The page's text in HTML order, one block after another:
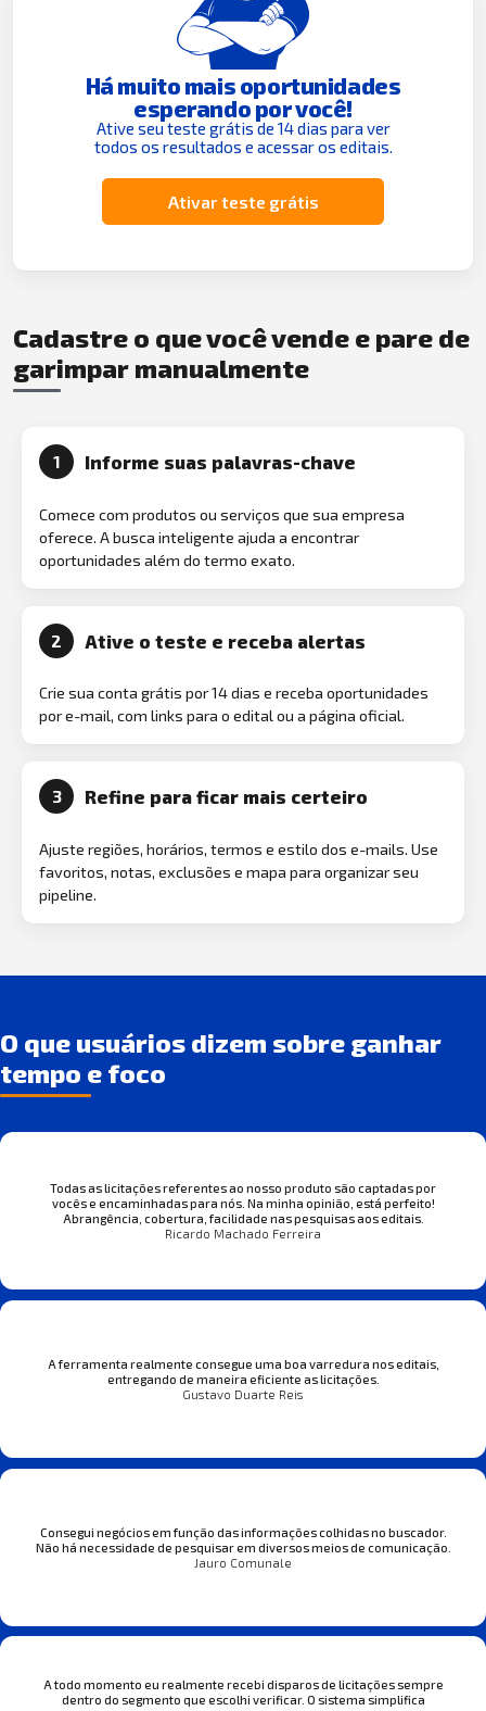
Há muito mais oportunidades
esperando por você!
Ative seu teste grátis de 14 dias para ver
todos os resultados e acessar os editais.
Ativar teste grátis
Cadastre o que você vende e pare de
garimpar manualmente
1 Informe suas palavras-chave
Comece com produtos ou serviços que sua empresa
oferece. A busca inteligente ajuda a encontrar
oportunidades além do termo exato.
2 Ative o teste e receba alertas
Crie sua conta grátis por 14 dias e receba oportunidades
por e-mail, com links para o edital ou a página oficial.
3 Refine para ficar mais certeiro
Ajuste regiões, horários, termos e estilo dos e-mails. Use
favoritos, notas, exclusões e mapa para organizar seu
pipeline.
O que usuários dizem sobre ganhar
tempo e foco
Todas as licitações referentes ao nosso produto são captadas por
vocês e encaminhadas para nós. Na minha opinião, está perfeito!
Abrangência, cobertura, facilidade nas pesquisas aos editais.
Ricardo Machado Ferreira
A ferramenta realmente consegue uma boa varredura nos editais,
entregando de maneira eficiente as licitações.
Gustavo Duarte Reis
Consegui negócios em função das informações colhidas no buscador.
Não há necessidade de pesquisar em diversos meios de comunicação.
Jauro Comunale
A todo momento eu realmente recebi disparos de licitações sempre
dentro do segmento que escolhi verificar. O sistema simplifica